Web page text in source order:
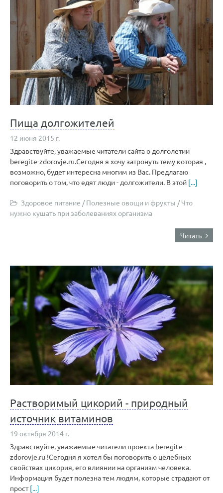
Пища долгожителей
12 июня 2015 г.
Здравствуйте, уважаемые читатели сайта о долголетии
beregite-zdorovje.ru.Сегодня я хочу затронуть тему которая ,
возможно, будет интересна многим из Вас. Предлагаю
поговорить о том, что едят люди - долгожители. В этой [...]
Здоровое питание /Полезные овощи и фрукты /Что
нужно кушать при заболеваниях организма
Читать
Растворимый цикорий - природный
источник витаминов
19 октября 2014 г.
Здравствуйте, уважаемые читатели проекта beregite-
zdorovje.ru !Сегодня я хотел бы поговорить о целебных
свойствах цикория, его влиянии на организм человека.
Информация будет полезна тем людям, которые страдают от
прост[...]